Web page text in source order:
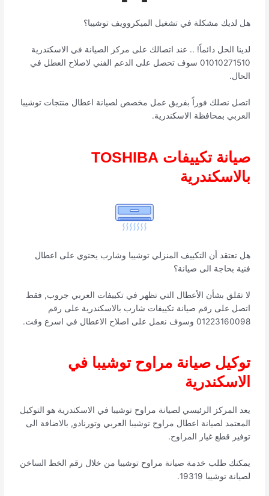
هل لديك مشكلة في تشغيل الميكروويف توشيبا؟
لدينا الحل دائماً! .. عند اتصالك على مركز الصيانة في الاسكندرية
01010271510 سوف تحصل على الدعم الفني لاصلاح العطل في
الحال.
اتصل نصلك فوراً بفريق عمل مخصص لصيانة اعطال منتجات توشيبا
العربي بمحافظة الاسكندرية.
صيانة تكييفات TOSHIBA
بالاسكندرية
هل تعتقد أن التكييف المنزلي توشيبا وشارب يحتوي على اعطال
فنية بحاجة الى صيانة؟
لا تقلق بشأن الأعطال التي تظهر في تكييفات العربي جروب, فقط
اتصل على رقم صيانة تكييفات شارب بالاسكندرية على رقم
01223160098 وسوف نعمل على اصلاح الاعطال في اسرع وقت.
توكيل صيانة مراوح توشيبا في
الاسكندرية
يعد المركز الرئيسي لصيانة مراوح توشيبا في الاسكندرية هو التوكيل
المعتمد لصيانة اعطال مراوح توشيبا العربي وتورنادو, بالاضافة الى
توفير قطع غيار المراوح.
يمكنك طلب خدمة صيانة مراوح توشيبا من خلال رقم الخط الساخن
لصيانة توشيبا 19319.